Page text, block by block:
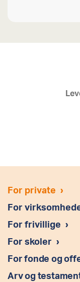
For private ›
For
For frivillige ›
For skoler ›
For fonde og
Arv og